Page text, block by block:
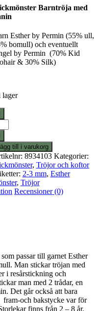
Barntröja med
Esther by Permin (55% ull,
bomull) och eventuellt
by Permin (70% Kid
& 30% Silk)
lager
till i varukorg
8934103 Kategorier:
, Tröjor och koftor
2-3 mm, Esther
, Tröjor
Recensioner (0)
passar till garnet Esther
Man stickar tröjan med
i resårstickning och
man med 2 trådar, en
Det går också att bara
och bakstycke var för
finns från 2 – 8 år.